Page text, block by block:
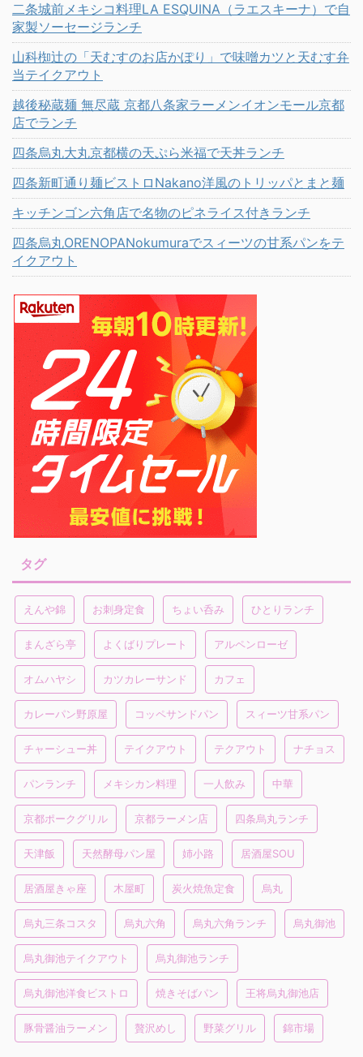
二条城前メキシコ料理LA ESQUINA（ラエスキーナ）で自
家製ソーセージランチ
山科椥辻の「天むすのお店かぽり」で味噌カツと天むす弁
当テイクアウト
越後秘蔵麺 無尽蔵 京都八条家ラーメンイオンモール京都
店でランチ
四条烏丸大丸京都横の天ぷら米福で天丼ランチ
四条新町通り麺ビストロNakano洋風のトリッパとまと麺
キッチンゴン六角店で名物のピネライス付きランチ
四条烏丸ORENOPANokumuraでスィーツの甘系パンをテ
イクアウト
タグ
えんや錦 お刺身定食 ちょい呑み ひとりランチ
まんざら亭 よくばりプレート アルペンローゼ
オムハヤシ カツカレーサンド カフェ
カレーパン野原屋 コッペサンドパン スィーツ甘系パン
チャーシュー丼 テイクアウト テクアウト ナチョス
パンランチ メキシカン料理 一人飲み 中華
京都ポークグリル 京都ラーメン店 四条烏丸ランチ
天津飯 天然酵母パン屋 姉小路 居酒屋SOU
居酒屋きゃ座 木屋町 炭火焼魚定食 烏丸
烏丸三条コスタ 烏丸六角 烏丸六角ランチ 烏丸御池
烏丸御池テイクアウト 烏丸御池ランチ
烏丸御池洋食ビストロ 焼きそばパン 王将烏丸御池店
豚骨醤油ラーメン 贅沢めし 野菜グリル 錦市場